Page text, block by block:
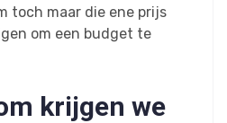
toch maar die ene prijs
om een budget te
krijgen we